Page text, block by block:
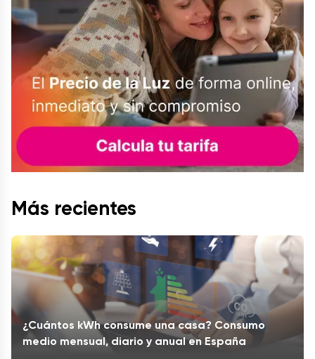
Más recientes
¿Cuántos kWh consume una casa? Consumo
medio mensual, diario y anual en España